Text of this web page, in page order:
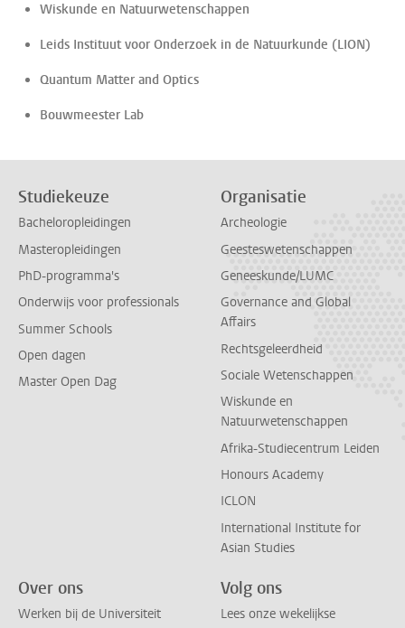
Wiskunde en Natuurwetenschappen
Leids Instituut voor Onderzoek in de Natuurkunde (LION)
Quantum Matter and Optics
Bouwmeester Lab
Studiekeuze
Bacheloropleidingen
Masteropleidingen
PhD-programma's
Onderwijs voor professionals
Summer Schools
Open dagen
Master Open Dag
Organisatie
Archeologie
Geesteswetenschappen
Geneeskunde/LUMC
Governance and Global
Affairs
Rechtsgeleerdheid
Sociale Wetenschappen
Wiskunde en
Natuurwetenschappen
Afrika-Studiecentrum Leiden
Honours Academy
ICLON
International Institute for
Asian Studies
Over ons
Werken bij de Universiteit
Volg ons
Lees onze wekelijkse